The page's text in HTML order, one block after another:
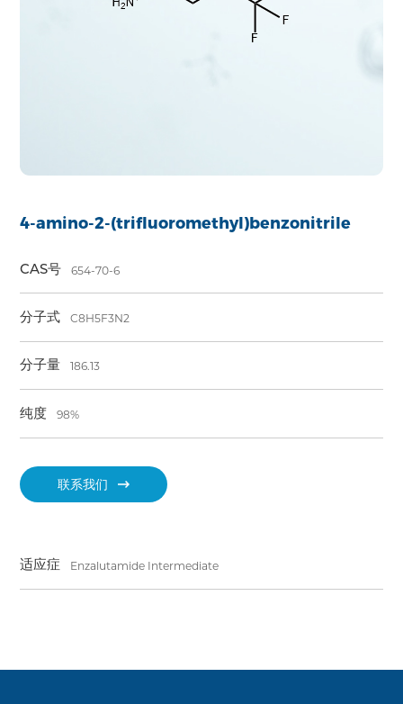
4-amino-2-(trifluoromethyl)benzonitrile
CAS号 654-70-6
分子式 C8H5F3N2
分子量 186.13
纯度 98%
联系我们
适应症 Enzalutamide Intermediate